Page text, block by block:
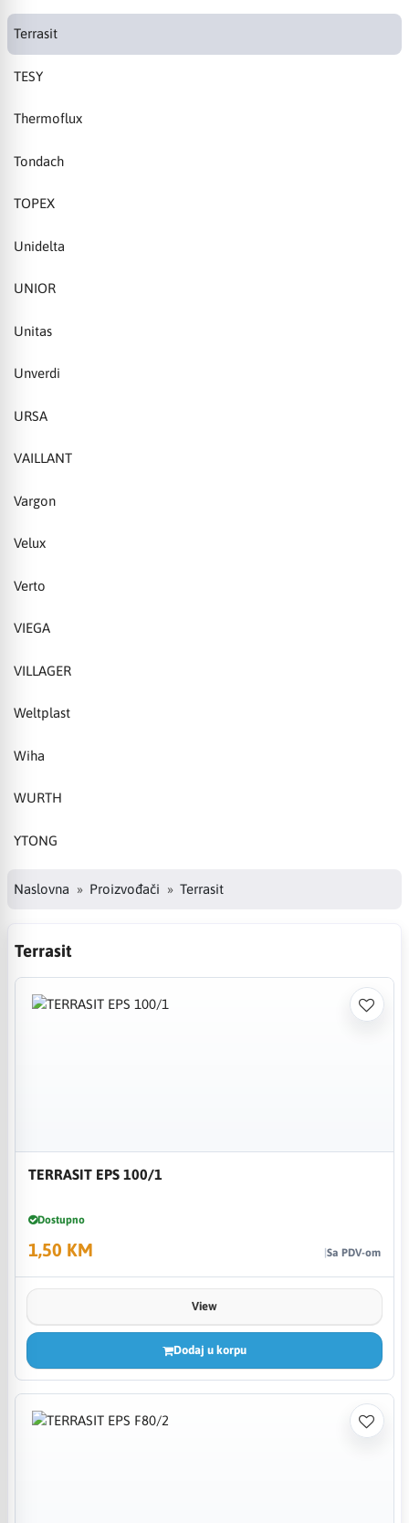
Terrasit
TESY
Thermoflux
Tondach
TOPEX
Unidelta
UNIOR
Unitas
Unverdi
URSA
VAILLANT
Vargon
Velux
Verto
VIEGA
VILLAGER
Weltplast
Wiha
WURTH
YTONG
Naslovna Proizvođači Terrasit
Terrasit
TERRASIT EPS 100/1
Dostupno
1,50 KM Sa PDV-om
View
Dodaj u korpu